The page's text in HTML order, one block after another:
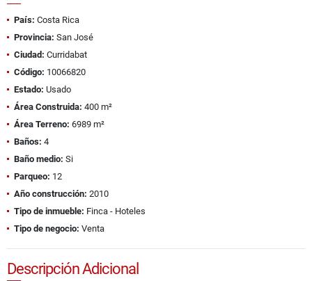
País: Costa Rica
Provincia: San José
Ciudad: Curridabat
Código: 10066820
Estado: Usado
Área Construida: 400 m²
Área Terreno: 6989 m²
Baños: 4
Baño medio: Si
Parqueo: 12
Año construcción: 2010
Tipo de inmueble: Finca - Hoteles
Tipo de negocio: Venta
Descripción Adicional